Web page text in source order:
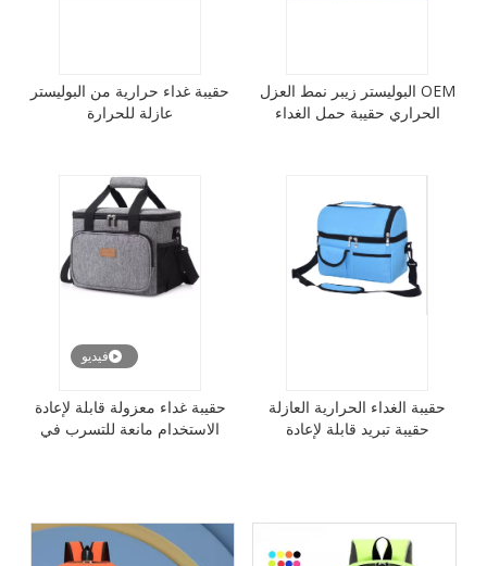
OEM البوليستر زيبر نمط العزل
الحراري حقيبة حمل الغداء
حقيبة غداء حرارية من البوليستر
عازلة للحرارة
حقيبة الغداء الحرارية العازلة
حقيبة تبريد قابلة لإعادة
فيديو
حقيبة غداء معزولة قابلة لإعادة
الاستخدام مانعة للتسرب في